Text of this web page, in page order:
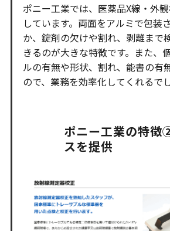
ポニー工業では、医薬品X線・外
しています。両面をアルミで包装
か、錠剤の欠けや割れ、剥離まで
きるのが大きな特徴です。また、
ルの有無や形状、割れ、能書の有
ので、業務を効率化してくれるで
ポニー工業の特徴
スを提供